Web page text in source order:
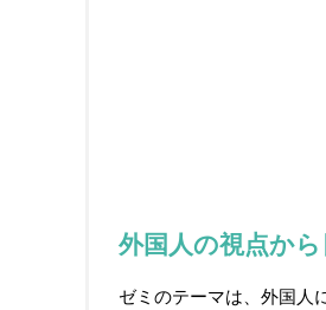
外国人の視点か
ゼミのテーマは、外国人